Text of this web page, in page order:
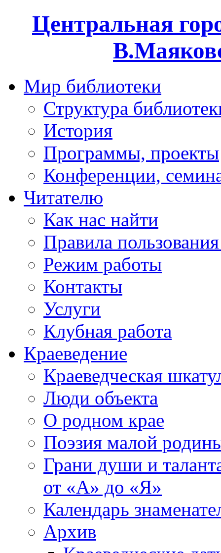
Центральная
Мир библиотеки
Структура
История
Программы, проекты
Конференции,
Читателю
Как нас найти
Правила
Режим работы
Контакты
Услуги
Клубная работа
Краеведение
Краеведческая
Люди объекта
О родном крае
Поэзия малой
Грани души и
от «А» до «Я»
Календарь
Архив